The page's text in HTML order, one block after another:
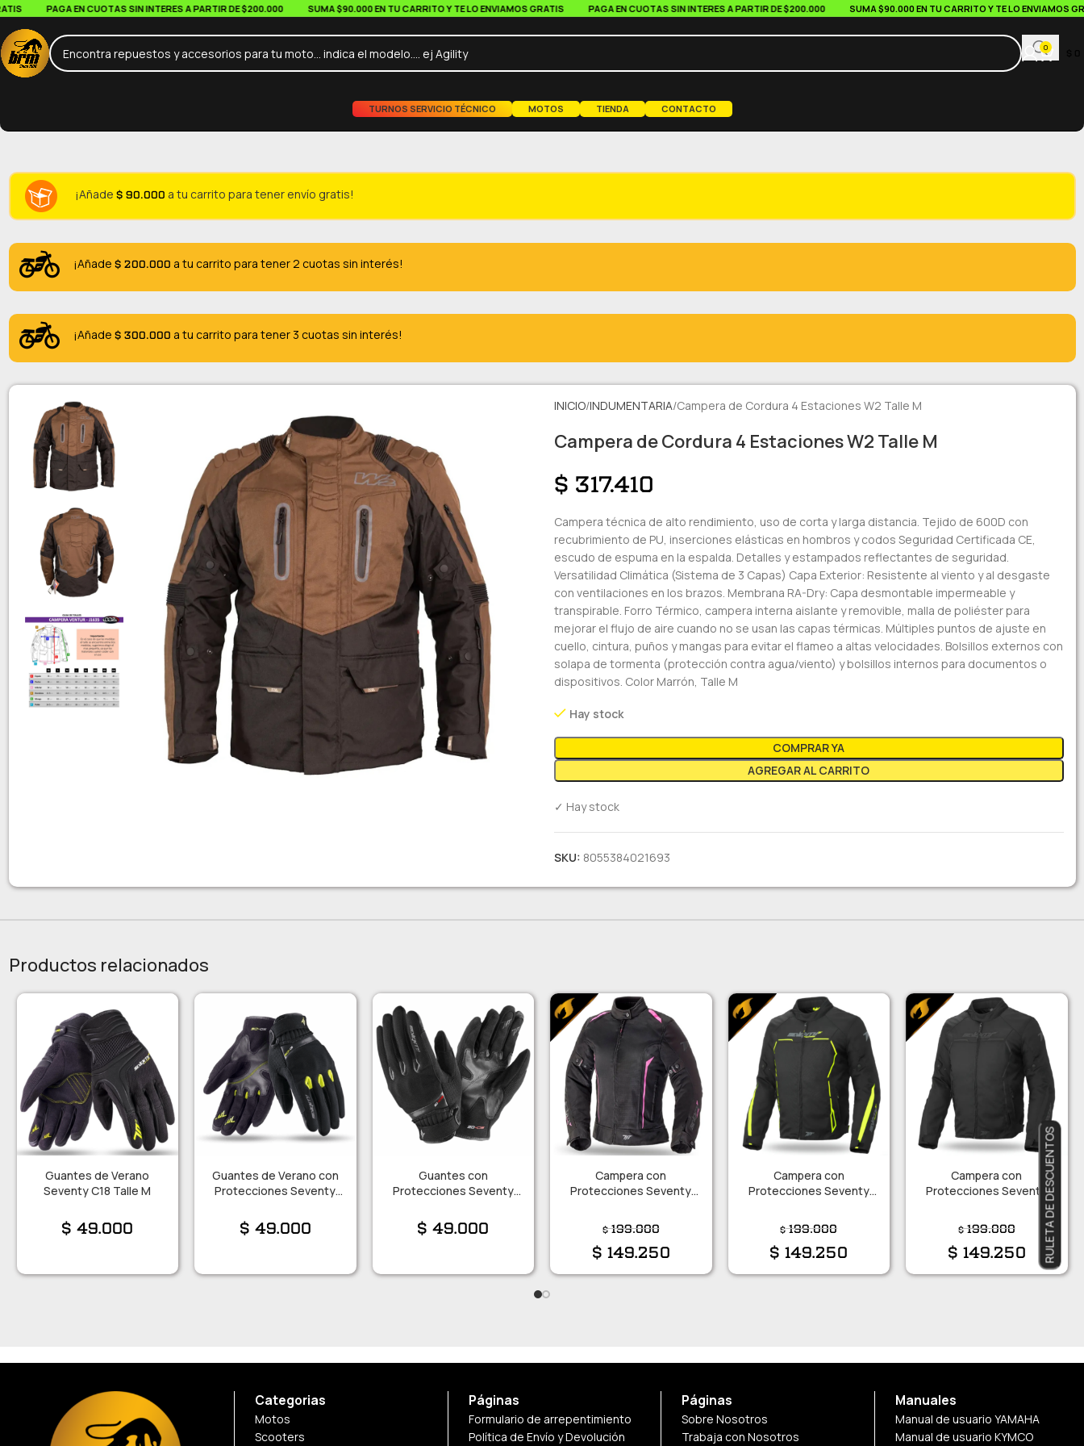
PAGA EN CUOTAS SIN INTERES A PARTIR DE $200.000 SUMA $90.000 EN TU CARRITO Y TE LO ENVIAMOS GRATIS PAGA EN CUOTAS SIN INTERES A PARTIR DE $200.000 SUMA $90.000 EN TU CARRITO Y TE LO ENVIAMOS GRATIS
0
TURNOS SERVICIO TÉCNICO MOTOS TIENDA CONTACTO
¡Añade $90.000 a tu carrito para tener envío gratis!
¡Añade $200.000 a tu carrito para tener 2 cuotas sin interés!
¡Añade $300.000 a tu carrito para tener 3 cuotas sin interés!
INICIO INDUMENTARIA Campera de Cordura 4 Estaciones W2 Talle M
Campera de Cordura 4 Estaciones W2 Talle M
$ 317.410
Campera técnica de alto rendimiento, uso de corta y larga distancia. Tejido de 600D con
recubrimiento de PU, inserciones elásticas en hombros y codos Seguridad Certificada CE,
escudo de espuma en la espalda. Detalles y estampados reflectantes de seguridad.
Versatilidad Climática (Sistema de 3 Capas) Capa Exterior: Resistente al viento y al desgaste
con ventilaciones en los brazos. Membrana RA-Dry: Capa desmontable impermeable y
transpirable. Forro Térmico, campera interna aislante y removible, malla de poliéster para
mejorar el flujo de aire cuando no se usan las capas térmicas. Múltiples puntos de ajuste en
cuello, cintura, puños y mangas para evitar el flameo a altas velocidades. Bolsillos externos con
solapa de tormenta (protección contra agua/viento) y bolsillos internos para documentos o
dispositivos. Color Marrón, Talle M
Hay stock
AGREGAR AL CARRITO
COMPRAR YA
✓ Hay stock
SKU: 8055384021693
Productos relacionados
Guantes de Verano
Seventy C18 Talle M
$ 49.000
Guantes de Verano con
Protecciones Seventy
$ 49.000
Guantes con
Protecciones Seventy
$ 49.000
Campera con
Protecciones Seventy
$199.000
$ 149.250
Campera con
Protecciones Seventy
$199.000
$ 149.250
Campera con
Protecciones Seventy
$199.000
$ 149.250
Categorias
Motos
Scooters
Páginas
Formulario de arrepentimiento
Política de Envío y Devolución
Páginas
Sobre Nosotros
Trabaja con Nosotros
Manuales
Manual de usuario YAMAHA
Manual de usuario KYMCO
RULETA DE DESCUENTOS